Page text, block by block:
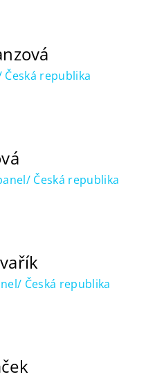
republika
Česká republika
Česká republika